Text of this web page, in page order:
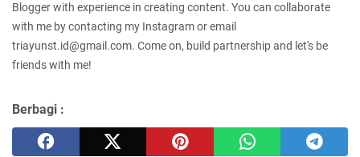
Blogger with experience in creating content. You can collaborate
with me by contacting my Instagram or email
triayunst.id@gmail.com. Come on, build partnership and let's be
friends with me!
Berbagi :